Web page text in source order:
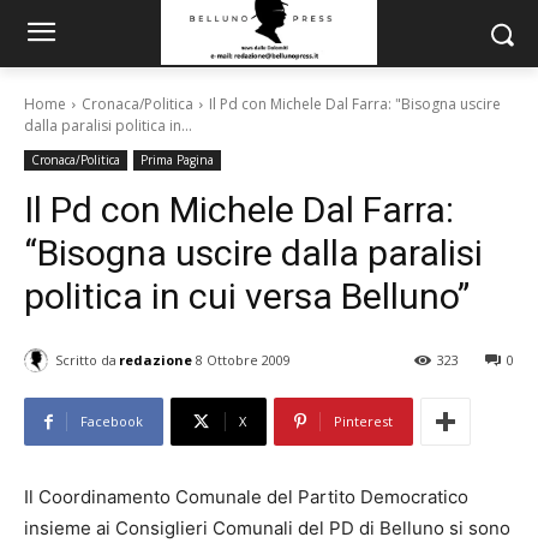
Home Cronaca/Politica
Il Pd con Michele Dal Farra: "Bisogna uscire
dalla paralisi politica in...
Cronaca/Politica Prima Pagina
Il Pd con Michele Dal Farra:
“Bisogna uscire dalla paralisi
politica in cui versa Belluno”
Scritto da redazione 8 Ottobre 2009 0
323
Facebook X Pinterest
Il Coordinamento Comunale del Partito Democratico
insieme ai Consiglieri Comunali del PD di Belluno si sono